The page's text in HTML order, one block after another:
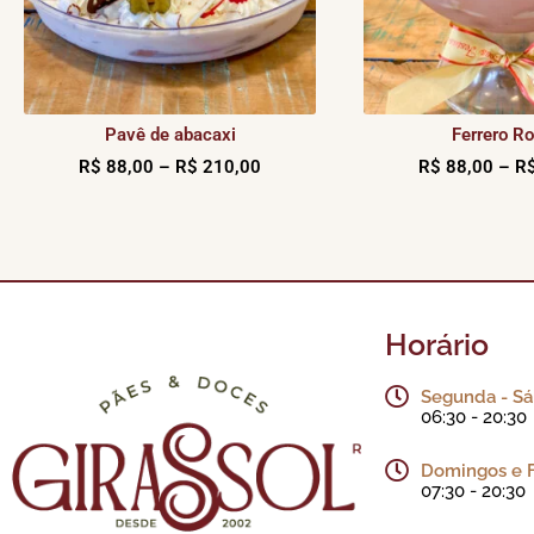
Pavê de abacaxi
R$ 88,00 – R$ 210,00
Ferrero
R$ 88,00 –
Horário
Segunda -
06:30 - 20:30
Domingos e
07:30 - 20:30